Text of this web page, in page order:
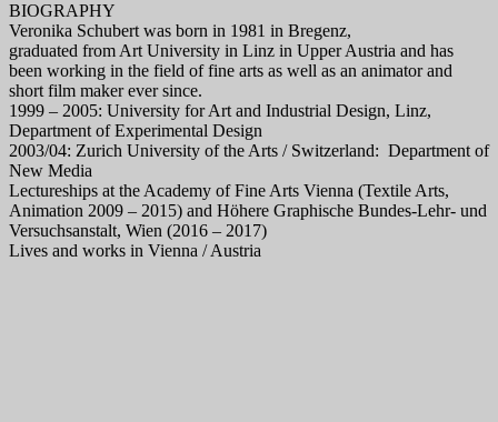
BIOGRAPHY
Veronika Schubert was born in 1981 in Bregenz,
graduated from Art University in Linz in Upper Austria and has
been working in the field of fine arts as well as an animator and
short film maker ever since.
1999 – 2005: University for Art and Industrial Design, Linz,
Department of Experimental Design
2003/04: Zurich University of the Arts / Switzerland: Department of
New Media
Lectureships at the Academy of Fine Arts Vienna (Textile Arts,
Animation 2009 – 2015) and Höhere Graphische Bundes-Lehr- und
Versuchsanstalt, Wien (2016 – 2017)
Lives and works in Vienna / Austria